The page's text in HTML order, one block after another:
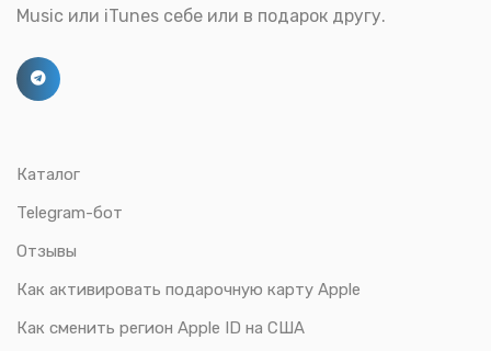
Music или iTunes себе или в подарок другу.
Каталог
Telegram-бот
Отзывы
Как активировать подарочную карту Apple
Как сменить регион Apple ID на США